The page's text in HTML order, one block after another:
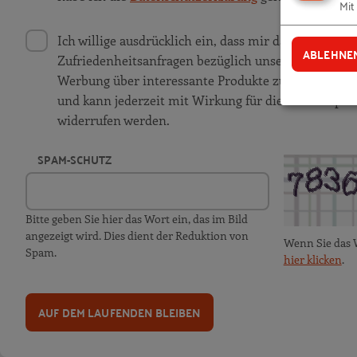
Ich willige ausdrücklich ein, dass mir das RKW
Zufriedenheitsanfragen bezüglich unserer
Werbung über interessante Produkte zusendet.
und kann jederzeit mit Wirkung für die Zukunft per
widerrufen werden.
SPAM-SCHUTZ
Bitte geben Sie hier das Wort ein, das im Bild
angezeigt wird. Dies dient der Reduktion von
Spam.
Wenn Sie
hier klicken.
AUF DEM LAUFENDEN BLEIBEN